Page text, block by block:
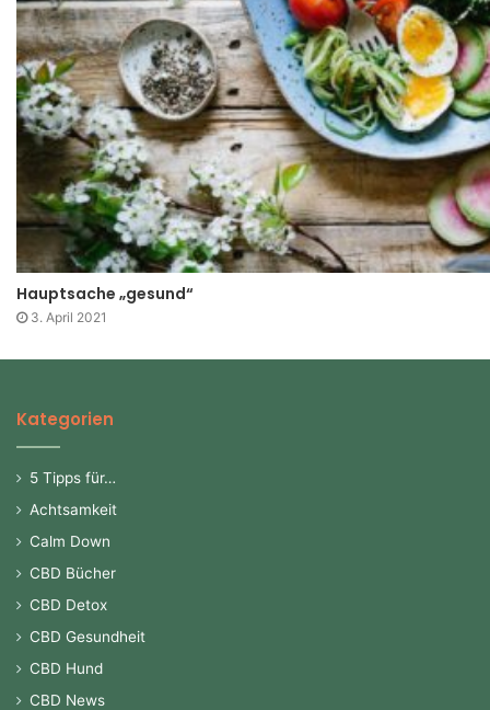
Hauptsache „gesund“
3. April 2021
Kategorien
5 Tipps für…
Achtsamkeit
Calm Down
CBD Bücher
CBD Detox
CBD Gesundheit
CBD Hund
CBD News